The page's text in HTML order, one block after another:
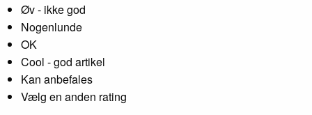
Øv - ikke god
Nogenlunde
OK
Cool - god artikel
Kan anbefales
Vælg en anden rating